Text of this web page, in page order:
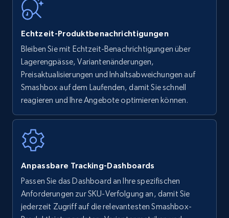
35.3K+
Amazon Reviews
URL, Product name, Product rating, Product
rating object, Product rating max, Rating,
Author name, Asin, and more.
URL, Final price, Sku, Currency, Gtin,
Specifications, Image urls, Top reviews, and
more.
Echtzeit-Produktbenachrichtigungen
Bleiben Sie mit Echtzeit-Benachrichtigungen über
Lagerengpässe, Variantenänderungen,
Preisaktualisierungen und Inhaltsabweichungen auf
Smashbox auf dem Laufenden, damit Sie schnell
reagieren und Ihre Angebote optimieren können.
Anpassbare Tracking-Dashboards
Passen Sie das Dashboard an Ihre spezifischen
Anforderungen zur SKU-Verfolgung an, damit Sie
jederzeit Zugriff auf die relevantesten Smashbox-